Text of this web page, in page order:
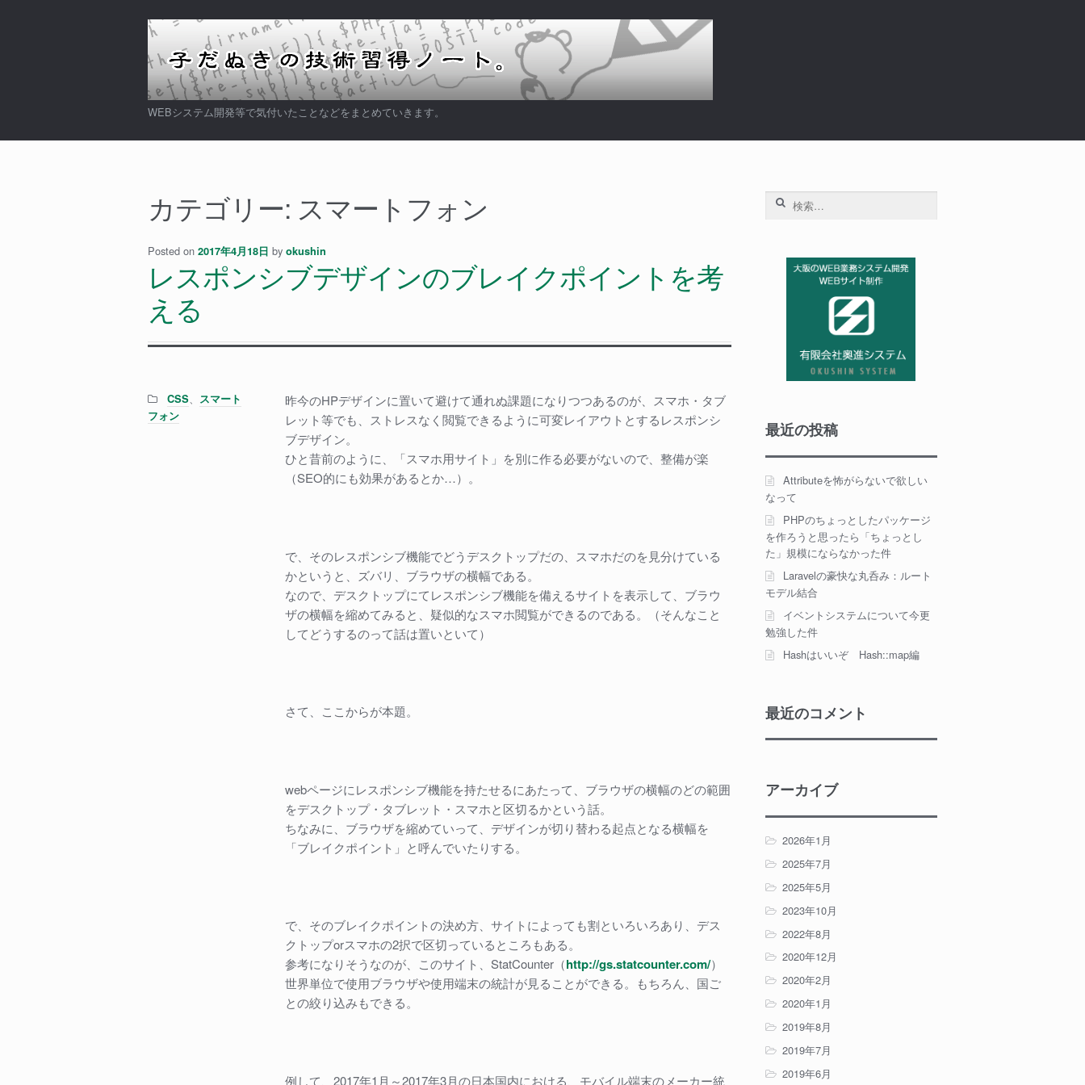
ナ
ゲ
ー
シ
ン
キ
ッ
コ
テ
ン
ツ
ス
プ
WEBシステム開発等で気付いたことなどをまとめていきます。
カテゴリー: スマートフォン
Posted on2017年4月18日 byokushin
レスポンシブデザインのブレイクポイントを考
える
Categories:
CSS、 スマート
フォン
昨今のHPデザインに置いて避けて通れぬ課題になりつつあるのが、スマホ・タブ
レット等でも、ストレスなく閲覧できるように可変レイアウトとするレスポンシ
ブデザイン。
ひと昔前のように、「スマホ用サイト」を別に作る必要がないので、整備が楽
（SEO的にも効果があるとか…）。
で、そのレスポンシブ機能でどうデスクトップだの、スマホだのを見分けている
かというと、ズバリ、ブラウザの横幅である。
なので、デスクトップにてレスポンシブ機能を備えるサイトを表示して、ブラウ
ザの横幅を縮めてみると、疑似的なスマホ閲覧ができるのである。（そんなこと
してどうするのって話は置いといて）
さて、ここからが本題。
webページにレスポンシブ機能を持たせるにあたって、ブラウザの横幅のどの範囲
をデスクトップ・タブレット・スマホと区切るかという話。
ちなみに、ブラウザを縮めていって、デザインが切り替わる起点となる横幅を
「ブレイクポイント」と呼んでいたりする。
で、そのブレイクポイントの決め方、サイトによっても割といろいろあり、デス
クトップorスマホの2択で区切っているところもある。
参考になりそうなのが、このサイト、StatCounter（http://gs.statcounter.com/）
世界単位で使用ブラウザや使用端末の統計が見ることができる。もちろん、国ご
との絞り込みもできる。
例して、2017年1月～2017年3月の日本国内における、モバイル端末のメーカー統
最近の投稿
Attributeを怖がらないで欲しい
なって
PHPのちょっとしたパッケージ
を作ろうと思ったら「ちょっとし
た」規模にならなかった件
Laravelの豪快な丸呑み：ルート
モデル結合
イベントシステムについて今更
勉強した件
Hashはいいぞ Hash::map編
最近のコメント
アーカイブ
2026年1月
2025年7月
2025年5月
2023年10月
2022年8月
2020年12月
2020年2月
2020年1月
2019年8月
2019年7月
2019年6月